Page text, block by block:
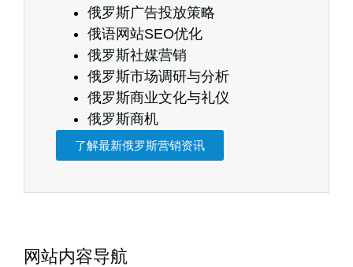
俄罗斯广告投放策略
俄语网站SEO优化
俄罗斯社媒营销
俄罗斯市场调研与分析
俄罗斯商业文化与礼仪
俄罗斯商机
了解最新俄罗斯营销资讯
网站内容导航